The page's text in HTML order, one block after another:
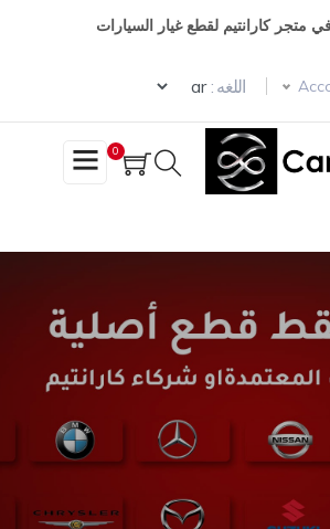
متجر كارانتيم لقطع غيار السيارات
اللغه :
Select your language